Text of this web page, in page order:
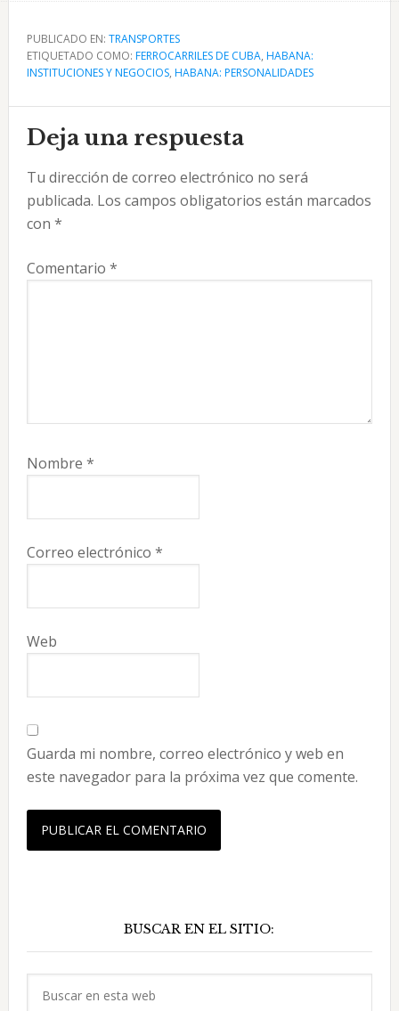
PUBLICADO EN: TRANSPORTES
ETIQUETADO COMO: FERROCARRILES DE CUBA, HABANA:
INSTITUCIONES Y NEGOCIOS, HABANA: PERSONALIDADES
Interacciones
con
los
lectores
Deja una respuesta
Tu dirección de correo electrónico no será
publicada. Los campos obligatorios están marcados
con *
Comentario *
Nombre *
Correo electrónico *
Web
Guarda mi nombre, correo electrónico y web en
este navegador para la próxima vez que comente.
principal
BUSCAR EN EL SITIO: